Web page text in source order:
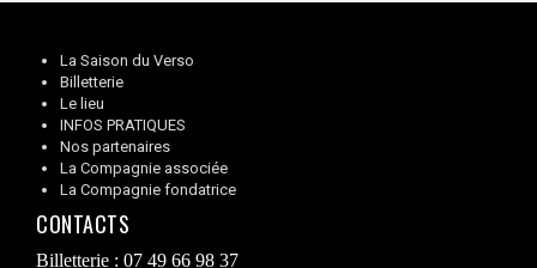
La Saison du Verso
Billetterie
Le lieu
INFOS PRATIQUES
Nos partenaires
La Compagnie associée
La Compagnie fondatrice
CONTACTS
Billetterie : 07 49 66 98 37